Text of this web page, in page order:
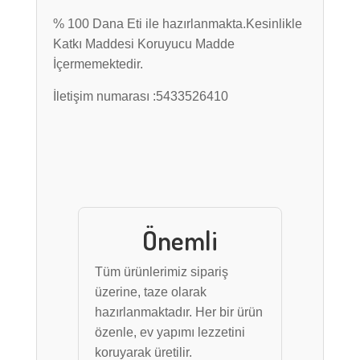
% 100 Dana Eti ile hazırlanmakta.Kesinlikle
Katkı Maddesi Koruyucu Madde
İçermemektedir.
İletişim numarası :5433526410
Önemli
Tüm ürünlerimiz sipariş
üzerine, taze olarak
hazırlanmaktadır. Her bir ürün
özenle, ev yapımı lezzetini
koruyarak üretilir.